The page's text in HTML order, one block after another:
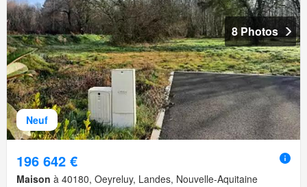
Neuf
8 Photos
196 642 €
Maison à 40180, Oeyreluy, Landes, Nouvelle-Aquitaine